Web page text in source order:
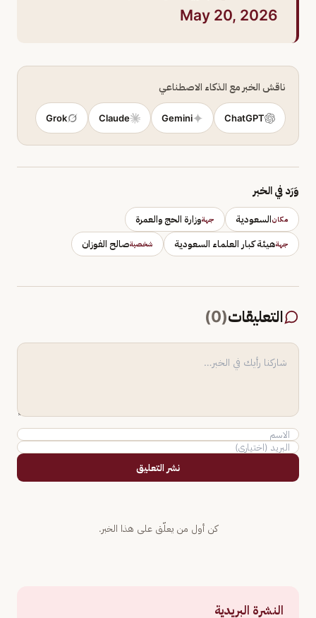
May 20, 2026
ناقش الخبر مع الذكاء الاصطناعي
ChatGPT
Gemini
Claude
Grok
وَرَد في الخبر
مكانالسعودية جهةوزارة الحج والعمرة
جهةهيئة كبار العلماء السعودية شخصيةصالح الفوزان
التعليقات(
0
)
نشر التعليق
كن أول من يعلّق على هذا الخبر.
النشرة البريدية